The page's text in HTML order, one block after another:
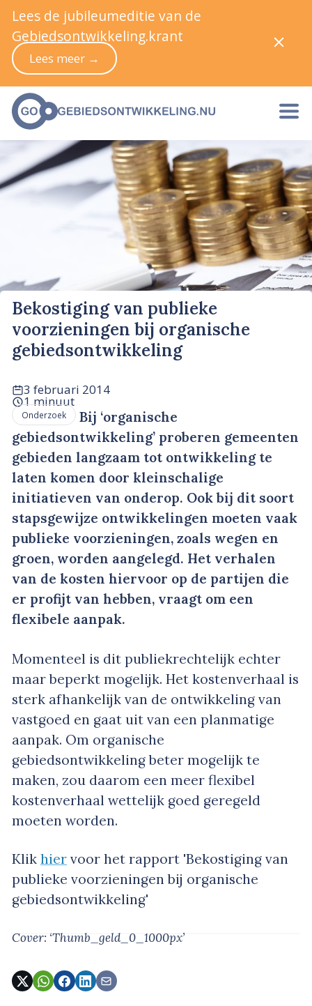
Bekostiging van publieke
voorzieningen bij organische
gebiedsontwikkeling
3 februari 2014
1 minuut
Onderzoek
Bij ‘organische
gebiedsontwikkeling’ proberen gemeenten
gebieden langzaam tot ontwikkeling te
laten komen door kleinschalige
initiatieven van onderop. Ook bij dit soort
stapsgewijze ontwikkelingen moeten vaak
publieke voorzieningen, zoals wegen en
groen, worden aangelegd. Het verhalen
van de kosten hiervoor op de partijen die
er profijt van hebben, vraagt om een
flexibele aanpak.
Momenteel is dit publiekrechtelijk echter
maar beperkt mogelijk. Het kostenverhaal is
sterk afhankelijk van de ontwikkeling van
vastgoed en gaat uit van een planmatige
aanpak. Om organische
gebiedsontwikkeling beter mogelijk te
maken, zou daarom een meer flexibel
kostenverhaal wettelijk goed geregeld
moeten worden.
Klik hier voor het rapport 'Bekostiging van
publieke voorzieningen bij organische
gebiedsontwikkeling'
Cover: ‘Thumb_geld_0_1000px’
Lees de jubileumeditie van de
Gebiedsontwikkeling.krant
Lees meer →